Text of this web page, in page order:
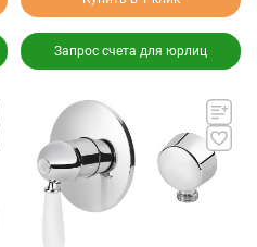
Запрос счета для юрлиц